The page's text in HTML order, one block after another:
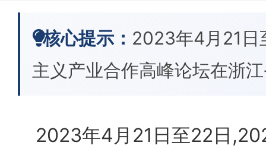
核心提示： 2023年4月21
主义产业合作高峰论坛在浙
2023年4月21日至22日